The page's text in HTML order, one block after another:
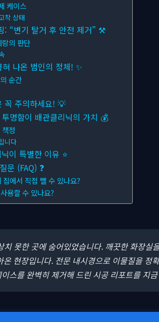
케이스
착 상태
: “변기 탈거 후 안전 제거” ⚒
의 판단
나온 범인의 정체! ✨
순간
꼭 주의하세요! 💡
명함이 배관클리닉의 가치 💰
정
니다
이 특별한 이유 ⭐
문 (FAQ) ❓
에서 직접 뺄 수 있나요?
용할 수 있나요?
치 못한 곳에 숨어있었습니다. 깨끗한 화장실
온 현장입니다. 전문 내시경으로 이물질을 정
스를 완벽히 제거해 드린 시공 리포트를 지